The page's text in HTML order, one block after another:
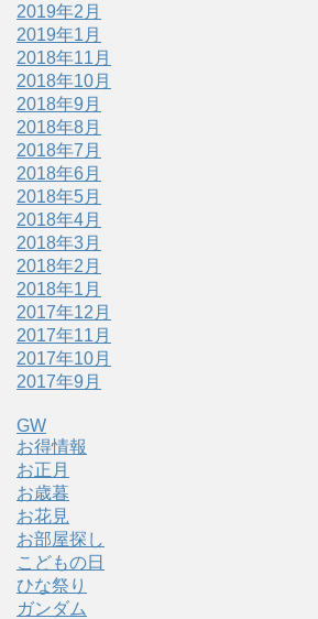
2019年2月
2019年1月
2018年11月
2018年10月
2018年9月
2018年8月
2018年7月
2018年6月
2018年5月
2018年4月
2018年3月
2018年2月
2018年1月
2017年12月
2017年11月
2017年10月
2017年9月
GW
お得情報
お正月
お歳暮
お花見
お部屋探し
こどもの日
ひな祭り
ガンダム